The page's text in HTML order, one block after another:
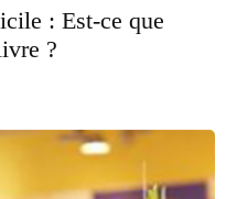
: Est-ce que
?